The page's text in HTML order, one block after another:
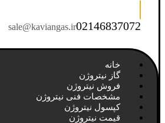
sale@kaviangas.ir02146837072
خانه
گاز نیتروژن
فروش نیتروژن
مشخصات فنی نیتروژن
کپسول نیتروژن
قیمت نیتروژن